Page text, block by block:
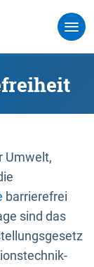
Umwelt,
barrierefrei
sind das